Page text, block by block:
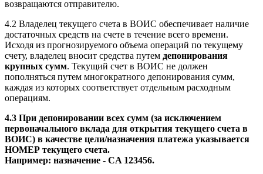
возвращаются отправителю.
4.2 Владелец текущего счета в ВОИС обеспечивает наличие
достаточных средств на счете в течение всего времени.
Исходя из прогнозируемого объема операций по текущему
счету, владелец вносит средства путем депонирования
крупных сумм. Текущий счет в ВОИС не должен
пополняться путем многократного депонирования сумм,
каждая из которых соответствует отдельным расходным
операциям.
4.3 При депонировании всех сумм (за исключением
первоначального вклада для открытия текущего счета в
ВОИС) в качестве цели/назначения платежа указывается
НОМЕР текущего счета.
Например: назначение - CA 123456.